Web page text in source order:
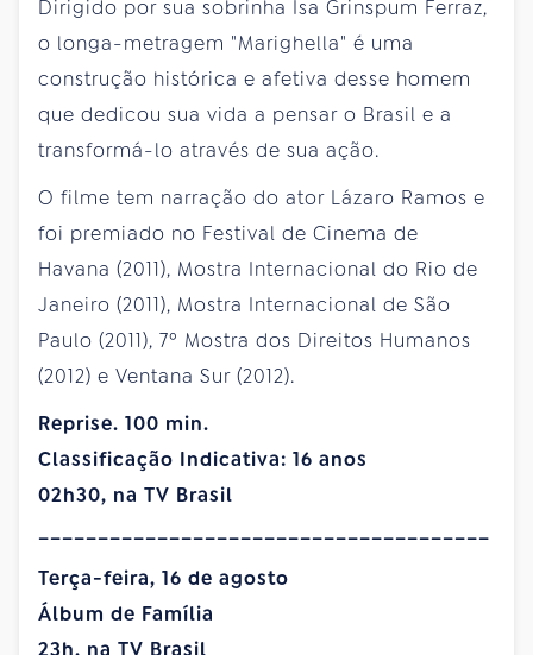
Dirigido por sua sobrinha Isa Grinspum Ferraz,
o longa-metragem "Marighella" é uma
construção histórica e afetiva desse homem
que dedicou sua vida a pensar o Brasil e a
transformá-lo através de sua ação.
O filme tem narração do ator Lázaro Ramos e
foi premiado no Festival de Cinema de
Havana (2011), Mostra Internacional do Rio de
Janeiro (2011), Mostra Internacional de São
Paulo (2011), 7º Mostra dos Direitos Humanos
(2012) e Ventana Sur (2012).
Reprise. 100 min.
Classificação Indicativa: 16 anos
02h30, na TV Brasil
Terça-feira, 16 de agosto
Álbum de Família
23h, na TV Brasil